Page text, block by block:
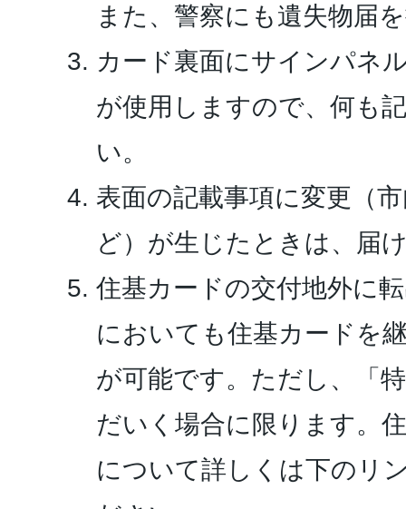
また、警察にも遺失物届
カード裏面にサインパネ
が使用しますので、何も
い。
表面の記載事項に変更（
ど）が生じたときは、届
住基カードの交付地外に
においても住基カードを
が可能です。ただし、「
だいく場合に限ります。
について詳しくは下のリ